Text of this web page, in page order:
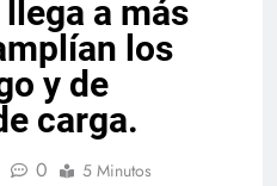
a más
los
y de
carga.
0 5 Minutos